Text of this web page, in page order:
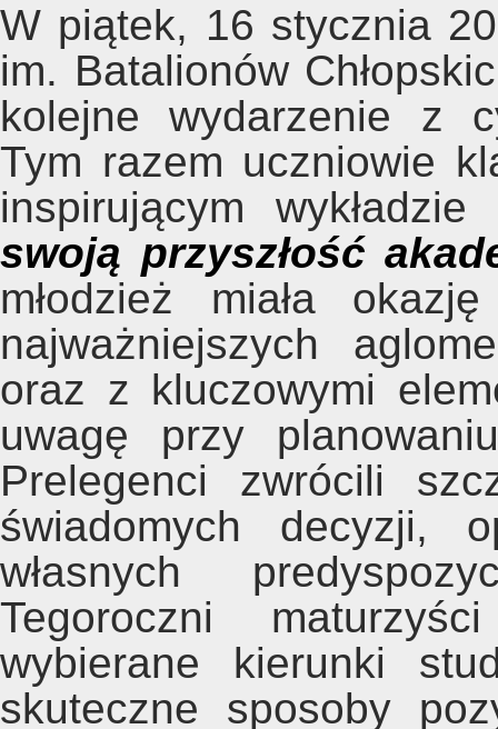
W piątek, 16 stycznia
im. Batalionów
kolejne wydarzenie z
Tym razem uczniowie
inspirującym
swoją przyszłość
młodzież miała
najważniejszych
oraz z kluczowymi
uwagę przy
Prelegenci zwrócili
świadomych decyzji,
własnych
Tegoroczni
wybierane kierunki
skuteczne sposoby